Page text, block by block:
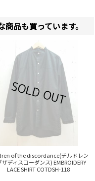
品も買っています。
of the discordance(チルドレン
ザディスコーダンス) EMBROIDERY
LACE SHIRT COTDSH-118